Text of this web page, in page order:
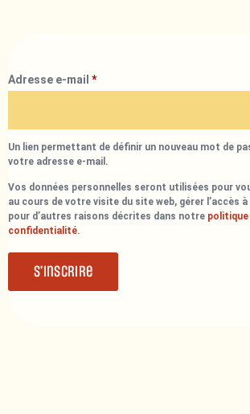
Adresse e-mail *
Un lien permettant de définir un nouveau mot de
votre adresse e-mail.
Vos données personnelles seront utilisées pour
au cours de votre visite du site web, gérer l’accès
pour d’autres raisons décrites dans notre politique
confidentialité.
S’inscrire